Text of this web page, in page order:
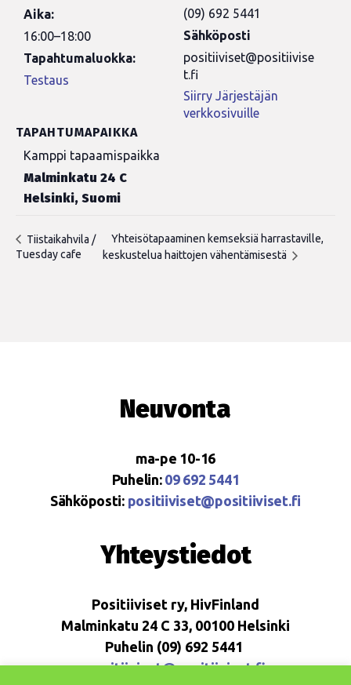
Aika:
16:00–18:00
Tapahtumaluokka:
Testaus
TAPAHTUMAPAIKKA
Kamppi tapaamispaikka
Malminkatu 24 C
Helsinki, Suomi
(09) 692 5441
Sähköposti
positiiviset@positiivise
t.fi
Siirry Järjestäjän
verkkosivuille
Tiistaikahvila /
Tuesday cafe
Yhteisötapaaminen kemseksiä harrastaville,
keskustelua haittojen vähentämisestä
Neuvonta
ma-pe 10-16
Puhelin: 09 692 5441
Sähköposti: positiiviset@positiiviset.fi
Yhteystiedot
Positiiviset ry, HivFinland
Malminkatu 24 C 33, 00100 Helsinki
Puhelin (09) 692 5441
positiiviset@positiiviset.fi